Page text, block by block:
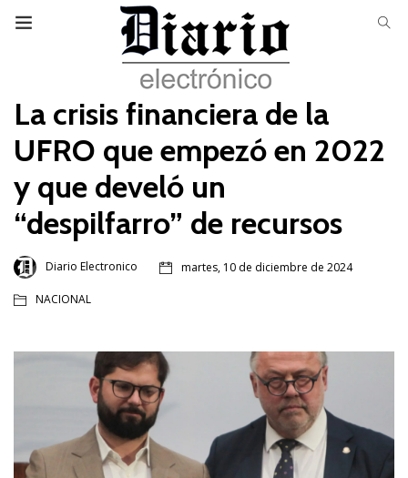
La crisis financiera de la
UFRO que empezó en 2022
y que develó un
“despilfarro” de recursos
Diario Electronico martes, 10 de diciembre de 2024
NACIONAL